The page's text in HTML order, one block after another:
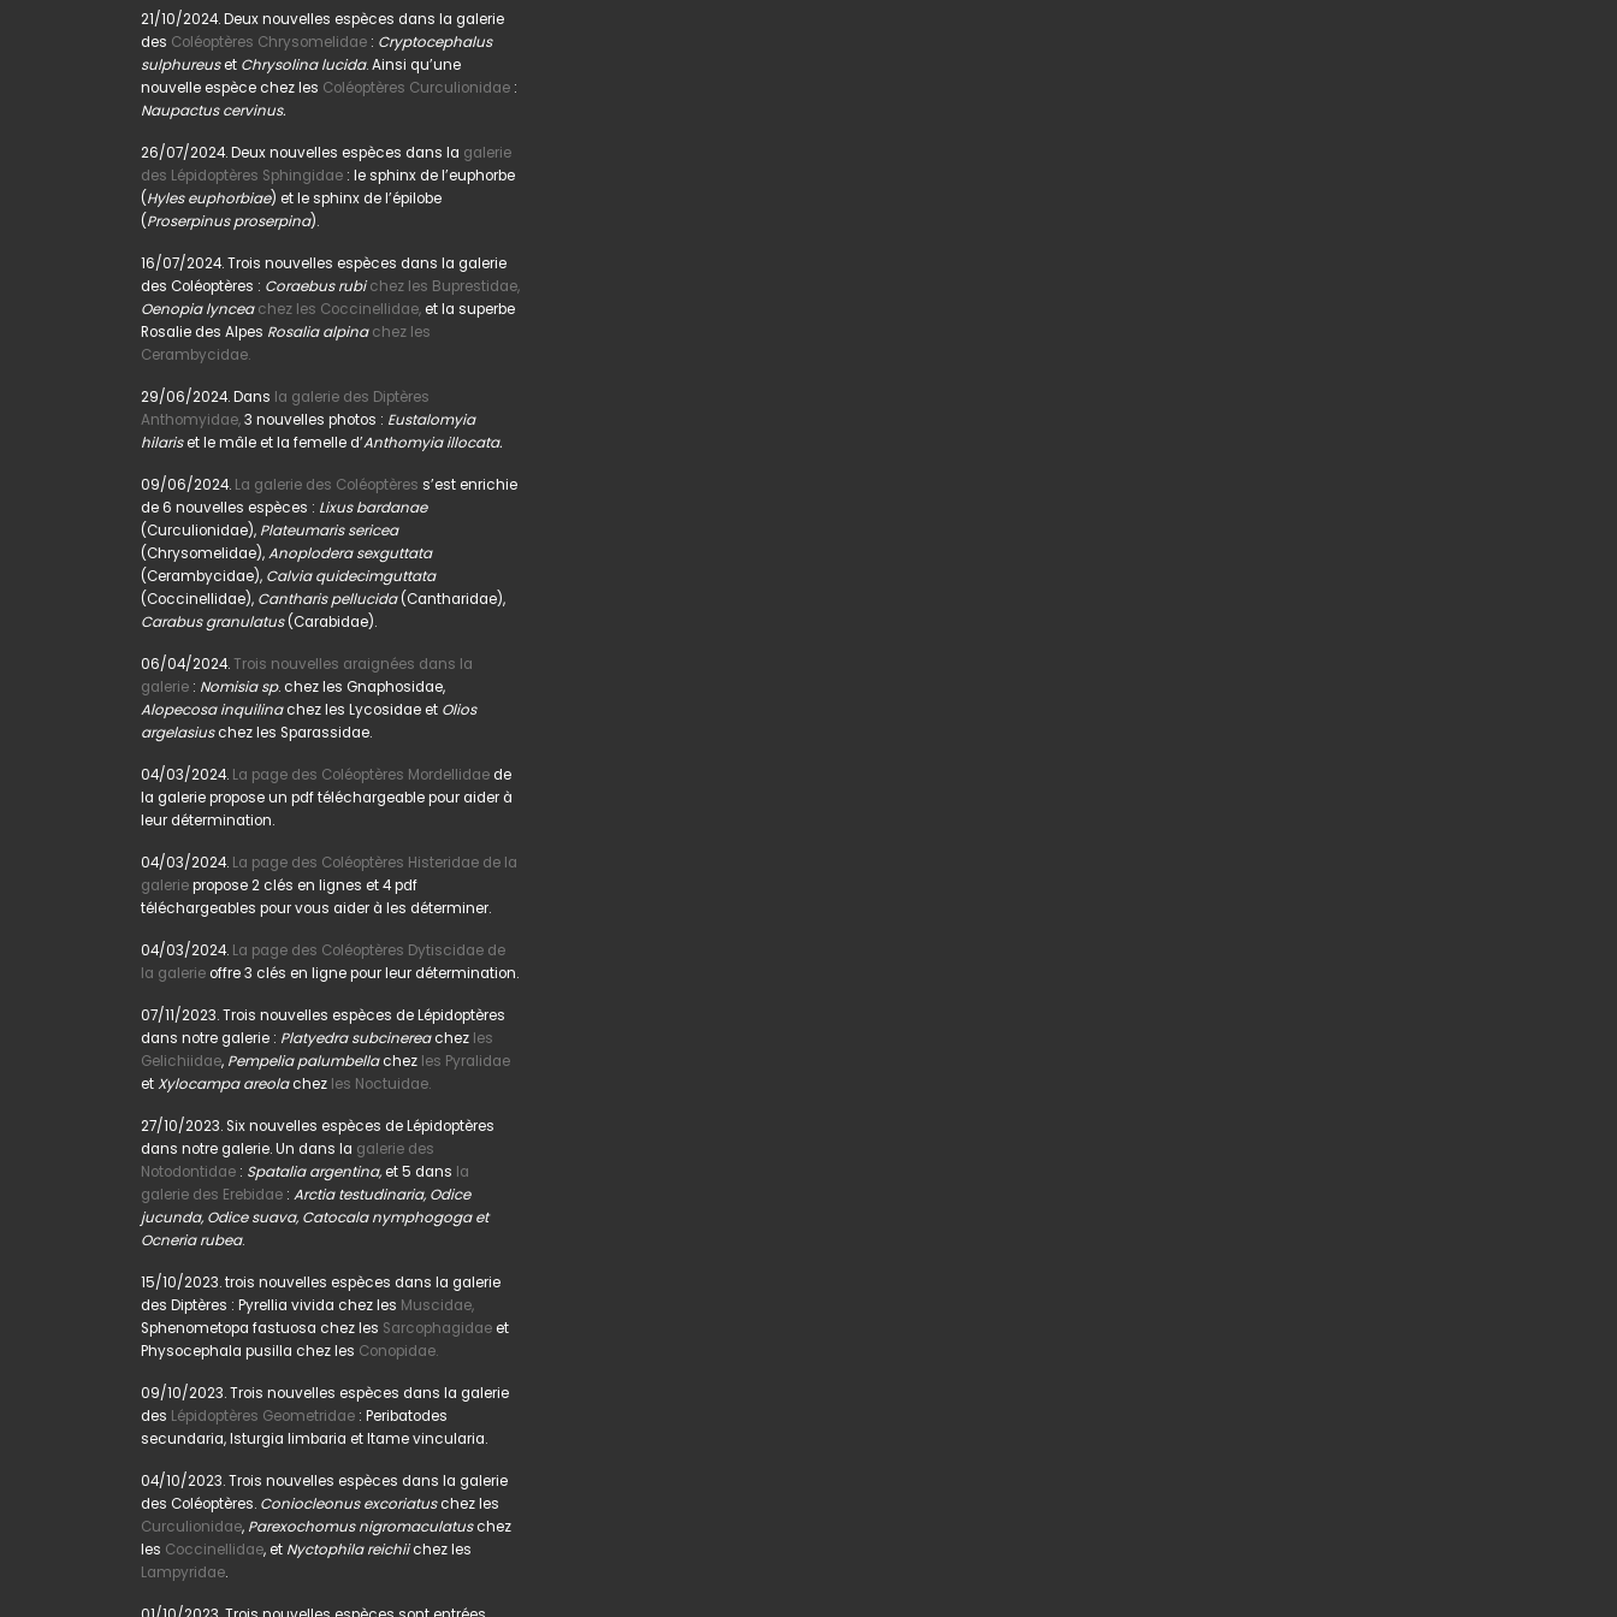
21/10/2024. Deux nouvelles espèces dans la galerie
des Coléoptères Chrysomelidae : Cryptocephalus
sulphureuset Chrysolina lucida. Ainsi qu’une
nouvelle espèce chez les Coléoptères Curculionidae :
Naupactus cervinus.
26/07/2024. Deux nouvelles espèces dans la galerie
des Lépidoptères Sphingidae : le sphinx de l’euphorbe
(Hyles euphorbiae) et le sphinx de l’épilobe
(Proserpinus proserpina).
16/07/2024. Trois nouvelles espèces dans la galerie
des Coléoptères : Coraebus rubi chez les Buprestidae,
Oenopia lyncea chez les Coccinellidae,et la superbe
Rosalie des Alpes Rosalia alpina chez les
Cerambycidae.
29/06/2024. Dans la galerie des Diptères
Anthomyidae,3 nouvelles photos : Eustalomyia
hilariset le mâle et la femelle d’Anthomyia illocata.
09/06/2024. La galerie des Coléoptères s’est enrichie
de 6 nouvelles espèces : Lixus bardanae
(Curculionidae), Plateumaris sericea
(Chrysomelidae),Anoplodera sexguttata
(Cerambycidae), Calvia quidecimguttata
(Coccinellidae), Cantharis pellucida(Cantharidae),
Carabus granulatus(Carabidae).
06/04/2024.Trois nouvelles araignées dans la
galerie : Nomisia sp. chez les Gnaphosidae,
Alopecosa inquilinachez les Lycosidae et Olios
argelasiuschez les Sparassidae.
04/03/2024. La page des Coléoptères Mordellidaede
la galerie propose un pdf téléchargeable pour aider à
leur détermination.
04/03/2024. La page des Coléoptères Histeridae de la
galeriepropose 2 clés en lignes et 4 pdf
téléchargeables pour vous aider à les déterminer.
04/03/2024. La page des Coléoptères Dytiscidae de
la galerie offre 3 clés en ligne pour leur détermination.
07/11/2023. Trois nouvelles espèces de Lépidoptères
dans notre galerie : Platyedra subcinereachez les
Gelichiidae, Pempelia palumbellachez les Pyralidae
etXylocampa areolachez les Noctuidae.
27/10/2023. Six nouvelles espèces de Lépidoptères
dans notre galerie. Un dans la galerie des
Notodontidae : Spatalia argentina,et 5 dans la
galerie des Erebidae : Arctia testudinaria, Odice
jucunda, Odice suava, Catocala nymphogoga et
Ocneria rubea.
15/10/2023. trois nouvelles espèces dans la galerie
des Diptères : Pyrellia vivida chez les Muscidae,
Sphenometopa fastuosa chez les Sarcophagidaeet
Physocephala pusilla chez les Conopidae.
09/10/2023. Trois nouvelles espèces dans la galerie
des Lépidoptères Geometridae : Peribatodes
secundaria, Isturgia limbaria et Itame vincularia.
04/10/2023. Trois nouvelles espèces dans la galerie
des Coléoptères. Coniocleonus excoriatuschez les
Curculionidae, Parexochomus nigromaculatuschez
les Coccinellidae, et Nyctophila reichiichez les
Lampyridae.